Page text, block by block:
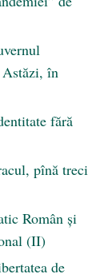
în
fără
pînă treci
Român şi
(II)
de